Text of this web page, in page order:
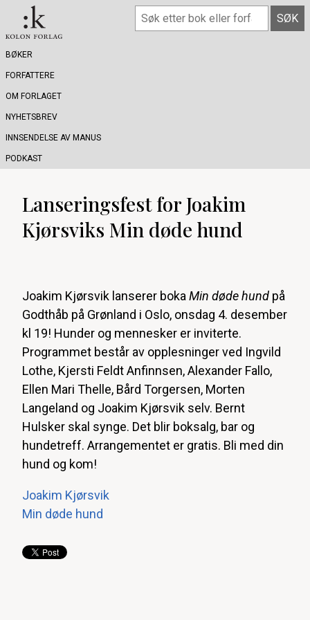
BØKER
FORFATTERE
OM FORLAGET
NYHETSBREV
INNSENDELSE AV MANUS
PODKAST
Lanseringsfest for Joakim
Kjørsviks Min døde hund
Joakim Kjørsvik lanserer boka Min døde hund på
Godthåb på Grønland i Oslo, onsdag 4. desember
kl 19! Hunder og mennesker er inviterte.
Programmet består av opplesninger ved Ingvild
Lothe, Kjersti Feldt Anfinnsen, Alexander Fallo,
Ellen Mari Thelle, Bård Torgersen, Morten
Langeland og Joakim Kjørsvik selv. Bernt
Hulsker skal synge. Det blir boksalg, bar og
hundetreff. Arrangementet er gratis. Bli med din
hund og kom!
Joakim Kjørsvik
Min døde hund